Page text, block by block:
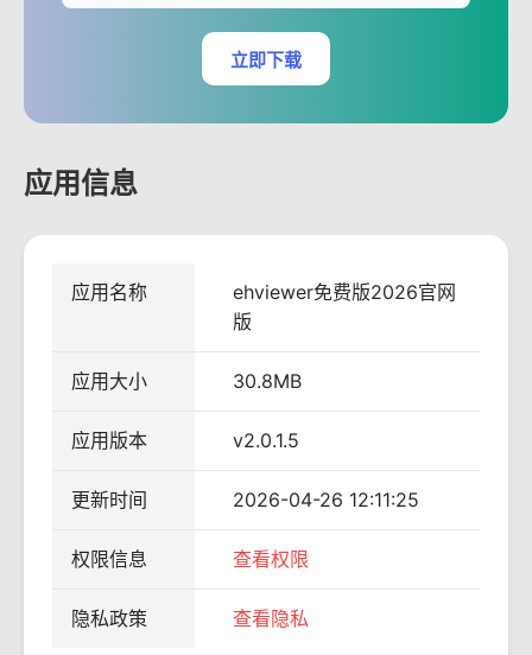
立即下载
应用信息
应用名称
ehviewer免费版2026官网
版
应用大小 30.8MB
应用版本 v2.0.1.5
更新时间 2026-04-26 12:11:25
权限信息 查看权限
隐私政策 查看隐私